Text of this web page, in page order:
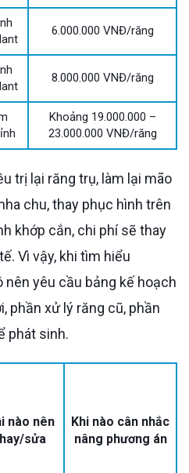
6.000.000 VNĐ/răng
8.000.000 VNĐ/răng
Khoảng 19.000.000 –
23.000.000 VNĐ/răng
chu, thay phục hình trên
khớp cắn, chi phí sẽ thay
Vì vậy, khi tìm hiểu
nên yêu cầu bảng kế hoạch
phần xử lý răng cũ, phần
phát sinh.
nào nên
sửa
Khi nào cân nhắc
nâng phương án